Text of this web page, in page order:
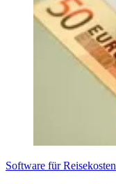
Software für Reisekosten